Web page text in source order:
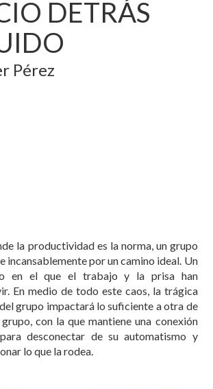
DETRÁS
Pérez
la productividad es la norma, un grupo
incansablemente por un camino ideal. Un
en el que el trabajo y la prisa han
En medio de todo este caos, la trágica
grupo impactará lo suficiente a otra de
con la que mantiene una conexión
desconectar de su automatismo y
lo que la rodea.